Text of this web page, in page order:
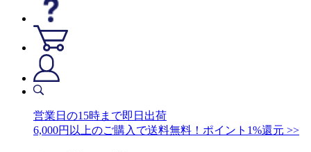
営業日の15時まで即日出荷
6,000円以上のご購入で送料無料！ポイント1%還元 >>